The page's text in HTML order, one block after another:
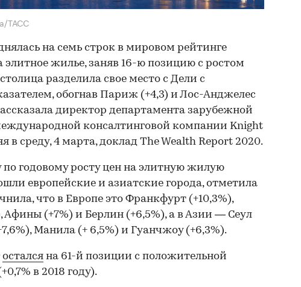
ТАСС
на семь строк в мировом рейтинге
элитное жилье, заняв 16-ю позицию с ростом
разделила свое место с Дели с
обогнав Париж (+4,3) и Лос-Анджелес
директор департамента зарубежной
консалтинговой компании Knight
в среду, 4 марта, доклад The Wealth Report 2020.
по годовому росту цен на элитную жилую
европейские и азиатские города, отметила
что в Европе это Франкфурт (+10,3%),
Афины (+7%) и Берлин (+6,5%), а в Азии — Сеул
Манила (+ 6,5%) и Гуанчжоу (+6,3%).
остался на 61-й позиции с положительной
в 2018 году).